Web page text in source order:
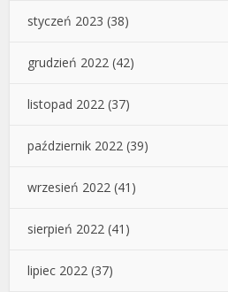
styczeń 2023 (38)
grudzień 2022 (42)
listopad 2022 (37)
październik 2022 (39)
wrzesień 2022 (41)
sierpień 2022 (41)
lipiec 2022 (37)